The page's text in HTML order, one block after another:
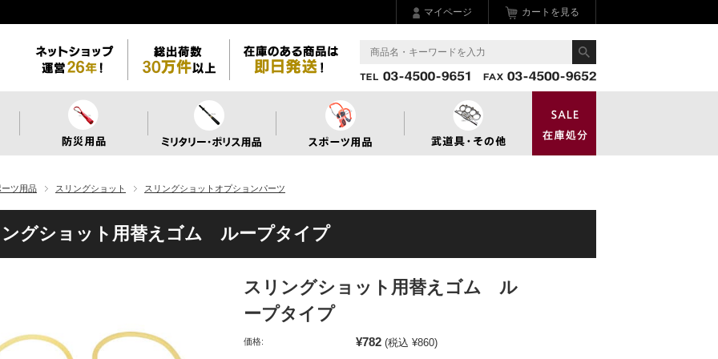
マイページ カートを見る
ーツ用品 スリングショット スリングショットオプションパーツ
グショット用替えゴム ループタイプ
スリングショット用替えゴム ル
ープタイプ
価格: ¥782 (税込 ¥860)